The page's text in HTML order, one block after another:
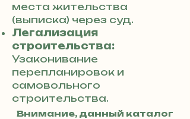
места жительства
(выписка) через суд.
Легализация
строительства:
Узаконивание
перепланировок и
самовольного
строительства.
Внимание, данный каталог